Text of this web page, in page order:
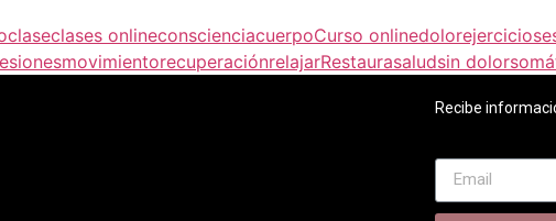
clases onlineconscienciacuerpoCurso onlinedolorejercicios
movimientorecuperaciónrelajarRestaurasaludsin dolor
Recibe